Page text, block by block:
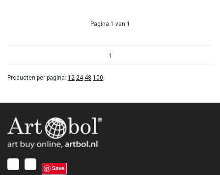
Pagina 1 van 1
1
Producten per pagina: 12 24 48 100
Save